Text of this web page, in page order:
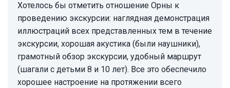
Хотелось бы отметить отношение Орны к
проведению экскурсии: наглядная демонстрация
иллюстраций всех представленных тем в течение
экскурсии, хорошая акустика (были наушники),
грамотный обзор экскурсии, удобный маршрут
(шагали с детьми 8 и 10 лет). Все это обеспечило
хорошее настроение на протяжении всего